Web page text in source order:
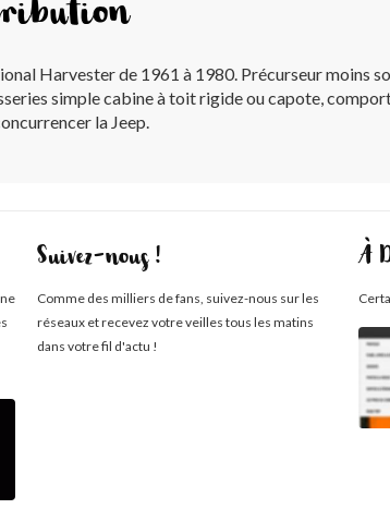
Harvester de 1961 à 1980. Précurseur moins
simple cabine à toit rigide ou capote,
la Jeep.
Suivez-nous !
Comme des milliers de fans, suivez-nous sur les
réseaux et recevez votre veilles tous les matins
dans votre fil d'actu !
À